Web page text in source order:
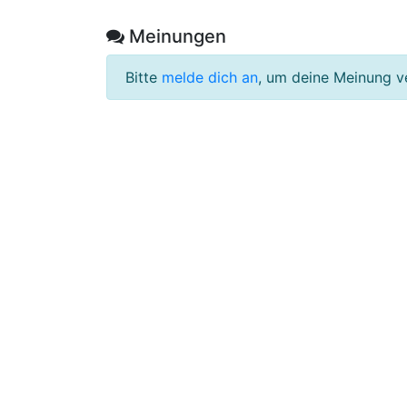
Meinungen
Bitte melde dich an, um deine Meinung